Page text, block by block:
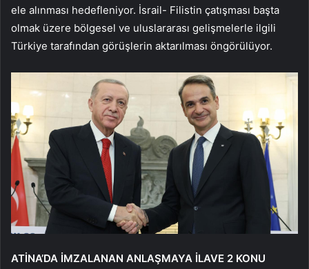
ele alınması hedefleniyor. İsrail- Filistin çatışması başta
olmak üzere bölgesel ve uluslararası gelişmelerle ilgili
Türkiye tarafından görüşlerin aktarılması öngörülüyor.
ATİNA’DA İMZALANAN ANLAŞMAYA İLAVE 2 KONU